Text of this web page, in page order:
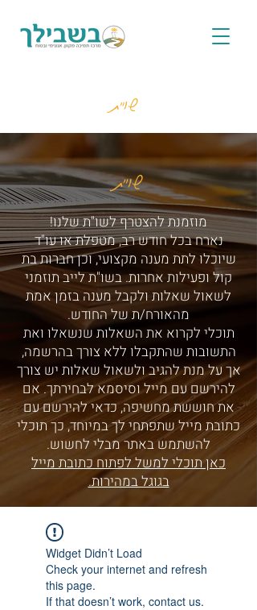
שו"ת
שו"ת
מוזמנת להצטרף לשו"ת שלנו!
נארח בכל חודש רב, מטפלת או עו"ד
שיוכלו לתת מענה מקצועי, וכן חברות בת
קול ופעילות אחרות. בשו"ת לייב תוזמני
לשאול שאלות ולקבל מענה בזמן אמת
מהאורח/ת של החודש.
תוכלי לקרוא את השאלות שנשאלו ואת
התשובות שהתקבלו ללא צורך בהרשמה,
אך על מנת להגיב ולשאול שאלות יש צורך
להירשם עם מייל וסיסמא לבחירתך. אם
את חוששת מחשיפה, כדאי להירשם עם
כתובת מייל שתפתחי לך במיוחד, כך תוכלי
להשתמש באתר מבלי לחשוש.
כאן תוכלי למשל לפתוח כתובת מייל
בגוגל במהירות.
Widget Didn’t Load
Check your internet and refresh
this page.
If that doesn’t work, contact us.